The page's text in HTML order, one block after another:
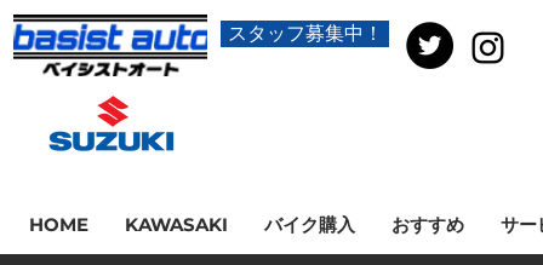
スタッフ募集中！
HOME KAWASAKI バイク購入 おすすめ サー